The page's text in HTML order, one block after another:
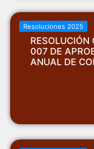
Resoluciones 2025
007 DE
ANUAL DE